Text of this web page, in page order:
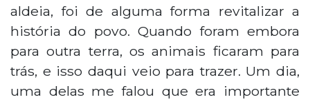
aldeia, foi de alguma forma revitalizar a
história do povo. Quando foram embora
para outra terra, os animais ficaram para
trás, e isso daqui veio para trazer. Um dia,
uma delas me falou que era importante